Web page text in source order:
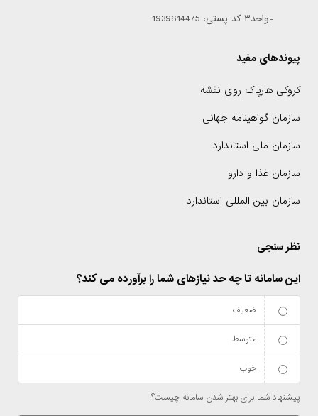
-واحد۳ کد پستی: 1939614475
پیوندهای مفید
کروکی هارپاک روی نقشه
سازمان گواهینامه جهانی
سازمان ملی استاندارد
سازمان غذا و دارو
سازمان بین المللی استاندارد
نظر سنجی
این سامانه تا چه حد نیازهای شما را برآورده می کند؟
ضعیف
متوسط
خوب
پیشنهاد شما برای بهتر شدن سامانه چیست؟